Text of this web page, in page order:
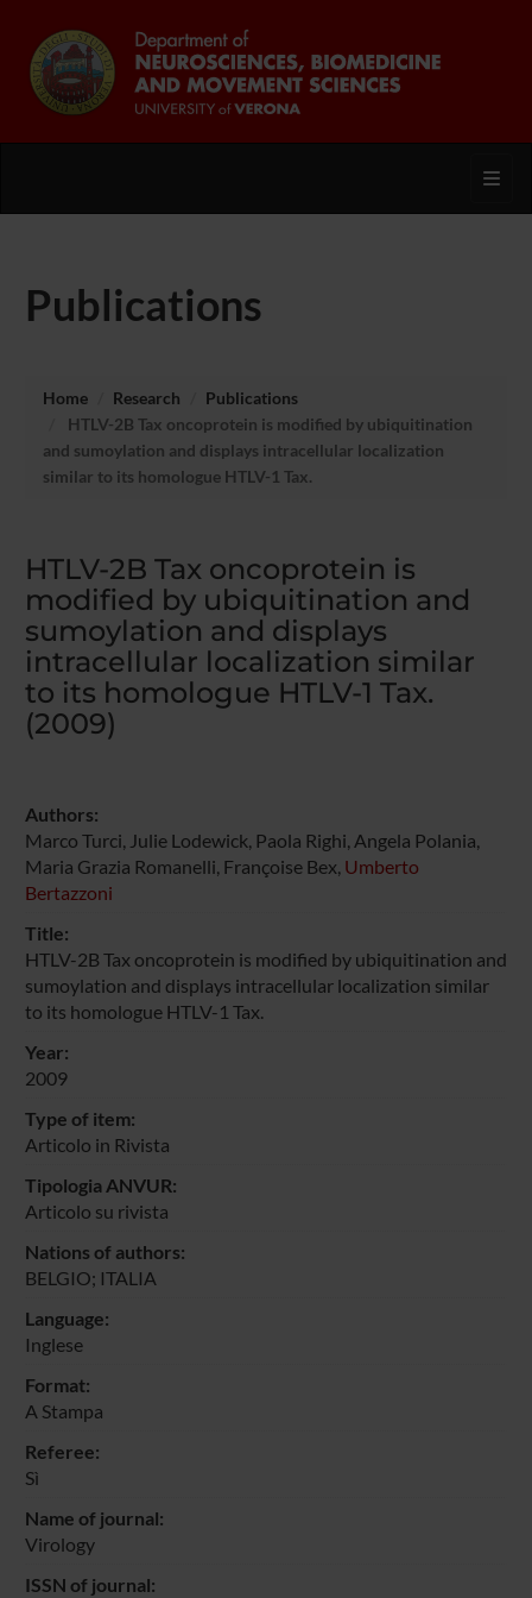
Publications
Home Research
Publications
HTLV-2B Tax oncoprotein is modified by ubiquitination
and sumoylation and displays intracellular localization
similar to its homologue HTLV-1 Tax.
HTLV-2B Tax oncoprotein is
modified by ubiquitination and
sumoylation and displays
intracellular localization similar
to its homologue HTLV-1 Tax.
(2009)
Authors:
Marco Turci, Julie Lodewick, Paola Righi, Angela Polania,
Maria Grazia Romanelli, Françoise Bex, Umberto
Bertazzoni
Title:
HTLV-2B Tax oncoprotein is modified by ubiquitination and
sumoylation and displays intracellular localization similar
to its homologue HTLV-1 Tax.
Year:
2009
Type of item:
Articolo in Rivista
Tipologia ANVUR:
Articolo su rivista
Nations of authors:
BELGIO; ITALIA
Language:
Inglese
Format:
A Stampa
Referee:
Sì
Name of journal:
Virology
ISSN of journal: